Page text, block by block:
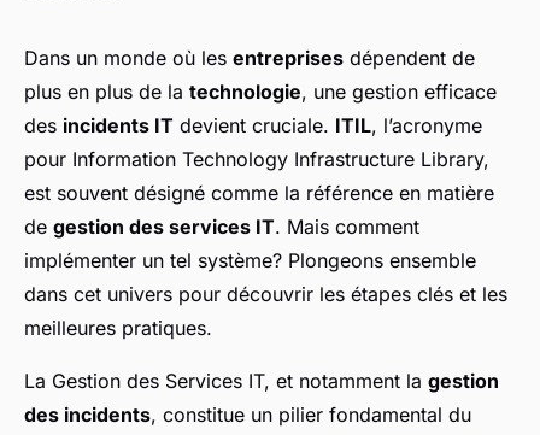
Comment mettre en place un
système de gestion des
incidents avec ITIL?
Gabrielle•17 septembre 2024•5 min de lecture
Dans un monde où les entreprises dépendent de
plus en plus de la technologie, une gestion efficace
des incidents IT devient cruciale. ITIL, l’acronyme
pour Information Technology Infrastructure Library,
est souvent désigné comme la référence en matière
de gestion des services IT. Mais comment
implémenter un tel système? Plongeons ensemble
dans cet univers pour découvrir les étapes clés et les
meilleures pratiques.
La Gestion des Services IT, et notamment la gestion
des incidents, constitue un pilier fondamental du